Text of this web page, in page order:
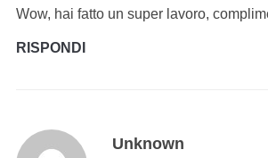
Wow, hai fatto un super lavoro,
RISPONDI
Unknown